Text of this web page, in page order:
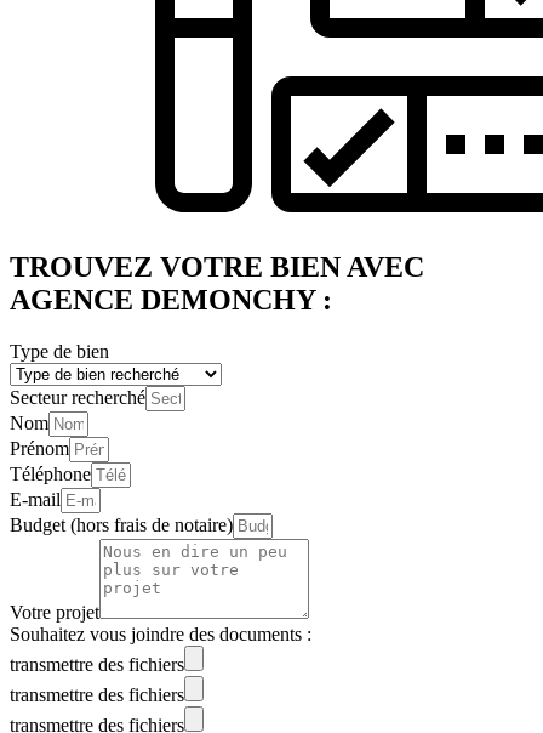
TROUVEZ VOTRE BIEN AVEC
AGENCE DEMONCHY :
Type de bien
Secteur recherché
Nom
Prénom
Téléphone
E-mail
Budget (hors frais de notaire)
Votre projet
Souhaitez vous joindre des documents :
transmettre des fichiers
transmettre des fichiers
transmettre des fichiers